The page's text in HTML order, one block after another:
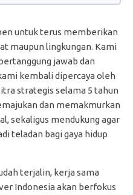
untuk terus memberikan
maupun lingkungan. Kami
jawab dan
kembali dipercaya oleh
strategis selama 5 tahun
dan memakmurkan
sekaligus mendukung agar
teladan bagi gaya hidup
terjalin, kerja sama
Indonesia akan berfokus